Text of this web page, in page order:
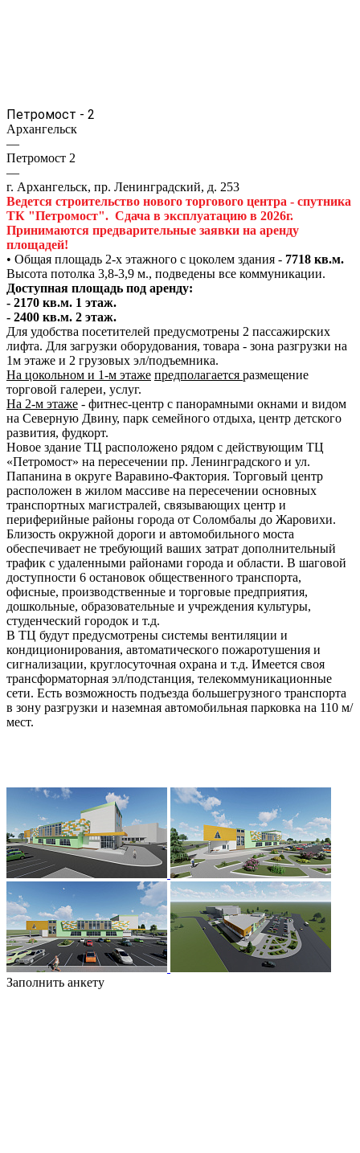
Петромост - 2
Архангельск
—
Петромост 2
—
г. Архангельск, пр. Ленинградский, д. 253
Ведется строительство нового торгового центра - спутника
ТК "Петромост". Сдача в эксплуатацию в 2026г.
Принимаются предварительные заявки на аренду
площадей!
• Общая площадь 2-х этажного с цоколем здания - 7718 кв.м.
Высота потолка 3,8-3,9 м., подведены все коммуникации.
Доступная площадь под аренду:
- 2170 кв.м. 1 этаж.
- 2400 кв.м. 2 этаж.
Для удобства посетителей предусмотрены 2 пассажирских
лифта. Для загрузки оборудования, товара - зона разгрузки на
1м этаже и 2 грузовых эл/подъемника.
На цокольном и 1-м этаже предполагается размещение
торговой галереи, услуг.
На 2-м этаже - фитнес-центр с панорамными окнами и видом
на Северную Двину, парк семейного отдыха, центр детского
развития, фудкорт.
Новое здание ТЦ расположено рядом с действующим ТЦ
«Петромост» на пересечении пр. Ленинградского и ул.
Папанина в округе Варавино-Фактория. Торговый центр
расположен в жилом массиве на пересечении основных
транспортных магистралей, связывающих центр и
периферийные районы города от Соломбалы до Жаровихи.
Близость окружной дороги и автомобильного моста
обеспечивает не требующий ваших затрат дополнительный
трафик с удаленными районами города и области. В шаговой
доступности 6 остановок общественного транспорта,
офисные, производственные и торговые предприятия,
дошкольные, образовательные и учреждения культуры,
студенческий городок и т.д.
В ТЦ будут предусмотрены системы вентиляции и
кондиционирования, автоматического пожаротушения и
сигнализации, круглосуточная охрана и т.д. Имеется своя
трансформаторная эл/подстанция, телекоммуникационные
сети. Есть возможность подъезда большегрузного транспорта
в зону разгрузки и наземная автомобильная парковка на 110 м/
мест.
Заполнить анкету